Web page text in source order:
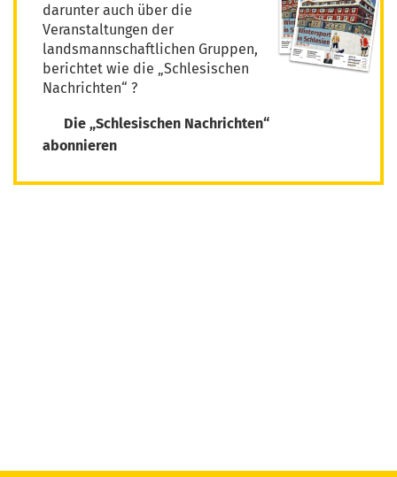
darunter auch über die
Veranstaltungen der
landsmannschaftlichen Gruppen,
berichtet wie die „Schlesischen
Nachrichten“ ?
Die „Schlesischen Nachrichten“
abonnieren